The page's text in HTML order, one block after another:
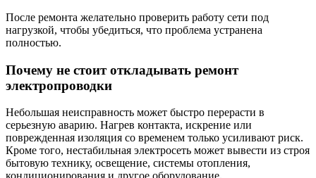
После ремонта желательно проверить работу сети под
нагрузкой, чтобы убедиться, что проблема устранена
полностью.
Почему не стоит откладывать ремонт
электропроводки
Небольшая неисправность может быстро перерасти в
серьезную аварию. Нагрев контакта, искрение или
поврежденная изоляция со временем только усиливают риск.
Кроме того, нестабильная электросеть может вывести из строя
бытовую технику, освещение, системы отопления,